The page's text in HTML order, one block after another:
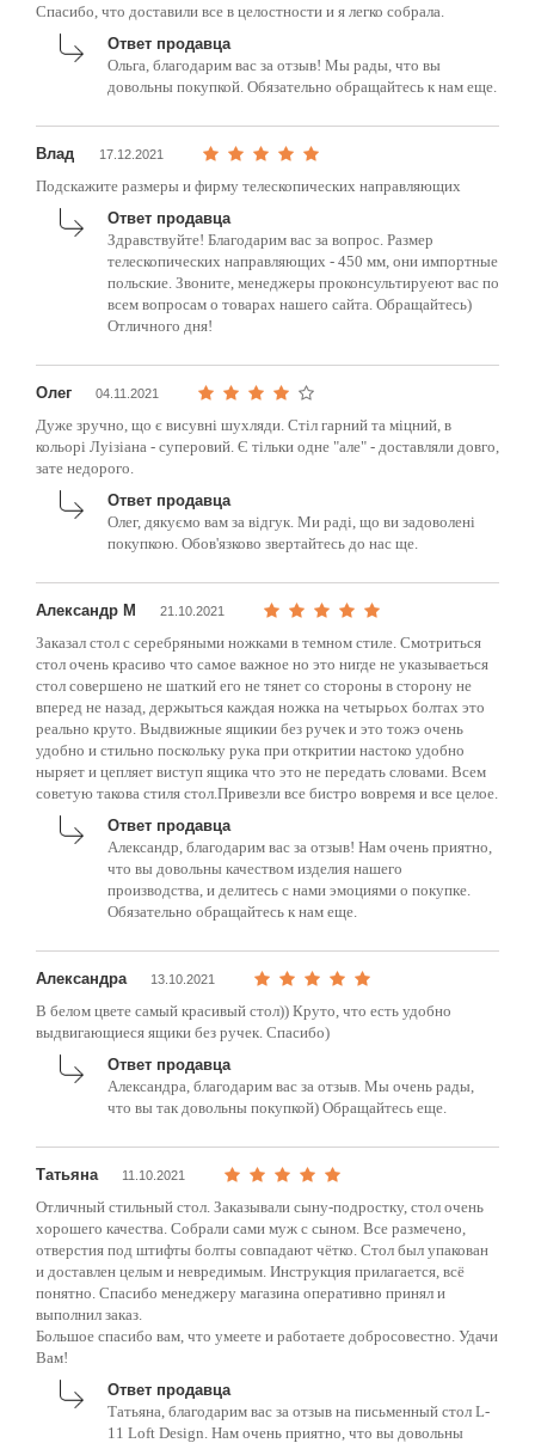
Спасибо, что доставили все в целостности и я легко собрала.
Ответ продавца
Ольга, благодарим вас за отзыв! Мы рады, что вы
довольны покупкой. Обязательно обращайтесь к нам еще.
Влад 17.12.2021
Подскажите размеры и фирму телескопических направляющих
Ответ продавца
Здравствуйте! Благодарим вас за вопрос. Размер
телескопических направляющих - 450 мм, они импортные
польские. Звоните, менеджеры проконсультируеют вас по
всем вопросам о товарах нашего сайта. Обращайтесь)
Отличного дня!
Олег 04.11.2021
Дуже зручно, що є висувні шухляди. Стіл гарний та міцний, в
кольорі Луізіана - суперовий. Є тільки одне "але" - доставляли довго,
зате недорого.
Ответ продавца
Олег, дякуємо вам за відгук. Ми раді, що ви задоволені
покупкою. Обов'язково звертайтесь до нас ще.
Александр М 21.10.2021
Заказал стол с серебряными ножками в темном стиле. Смотриться
стол очень красиво что самое важное но это нигде не указываеться
стол совершено не шаткий его не тянет со стороны в сторону не
вперед не назад, держыться каждая ножка на четырьох болтах это
реально круто. Выдвижные ящикии без ручек и это тожэ очень
удобно и стильно поскольку рука при откритии настоко удобно
ныряет и цепляет виступ ящика что это не передать словами. Всем
советую такова стиля стол.Привезли все бистро вовремя и все целое.
Ответ продавца
Александр, благодарим вас за отзыв! Нам очень приятно,
что вы довольны качеством изделия нашего
производства, и делитесь с нами эмоциями о покупке.
Обязательно обращайтесь к нам еще.
Александра 13.10.2021
В белом цвете самый красивый стол)) Круто, что есть удобно
выдвигающиеся ящики без ручек. Спасибо)
Ответ продавца
Александра, благодарим вас за отзыв. Мы очень рады,
что вы так довольны покупкой) Обращайтесь еще.
Татьяна 11.10.2021
Отличный стильный стол. Заказывали сыну-подростку, стол очень
хорошего качества. Собрали сами муж с сыном. Все размечено,
отверстия под штифты болты совпадают чётко. Стол был упакован
и доставлен целым и невредимым. Инструкция прилагается, всё
понятно. Спасибо менеджеру магазина оперативно принял и
выполнил заказ.
Большое спасибо вам, что умеете и работаете добросовестно. Удачи
Вам!
Ответ продавца
Татьяна, благодарим вас за отзыв на письменный стол L-
11 Loft Design. Нам очень приятно, что вы довольны